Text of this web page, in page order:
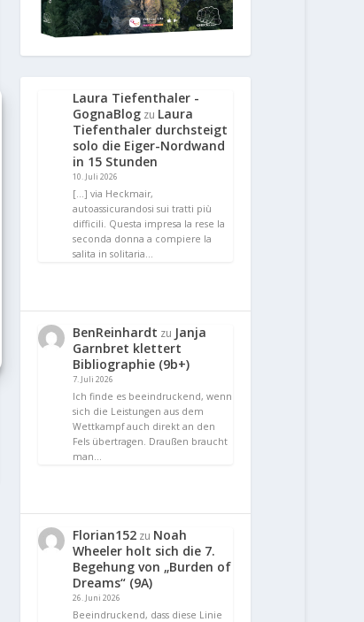
Laura Tiefenthaler -
GognaBlog zu Laura
Tiefenthaler durchsteigt
solo die Eiger-Nordwand
in 15 Stunden
10. Juli 2026
[…] via Heckmair,
autoassicurandosi sui tratti più
difficili. Questa impresa la rese la
seconda donna a compiere la
salita in solitaria…
BenReinhardt zu Janja
Garnbret klettert
Bibliographie (9b+)
7. Juli 2026
Ich finde es beeindruckend, wenn
sich die Leistungen aus dem
Wettkampf auch direkt an den
Fels übertragen. Draußen braucht
man…
Florian152 zu Noah
Wheeler holt sich die 7.
Begehung von „Burden of
Dreams“ (9A)
26. Juni 2026
Beeindruckend, dass diese Linie